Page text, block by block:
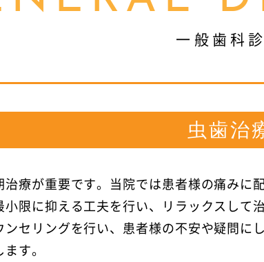
一般歯科
虫歯治
療が重要です。当院では患者様の痛み
限に抑える工夫を行い、リラックスして
セリングを行い、患者様の不安や疑問に
す。